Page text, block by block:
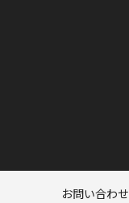
お問い合わせ